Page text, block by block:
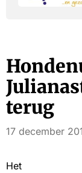
terug
17 december
Het